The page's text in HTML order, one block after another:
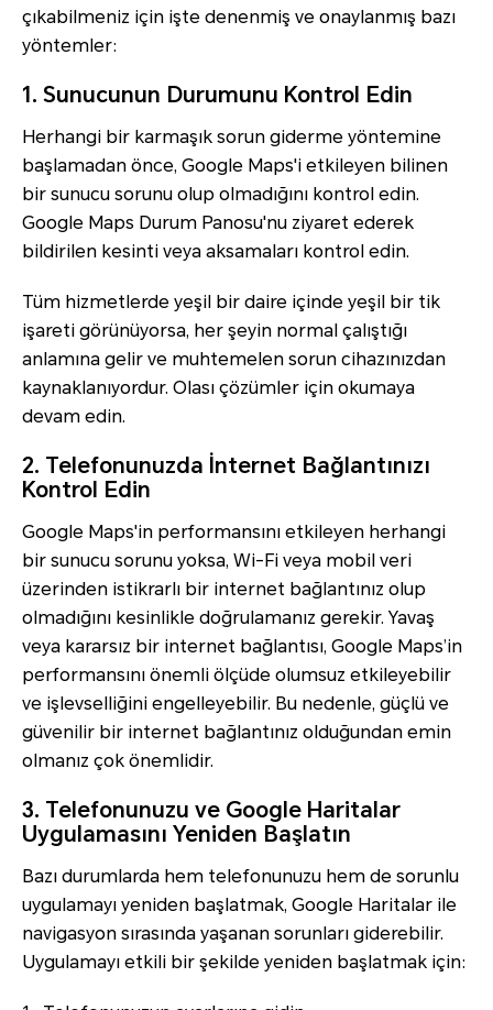
çıkabilmeniz için işte denenmiş ve onaylanmış bazı
yöntemler:
1. Sunucunun Durumunu Kontrol Edin
Herhangi bir karmaşık sorun giderme yöntemine
başlamadan önce, Google Maps'i etkileyen bilinen
bir sunucu sorunu olup olmadığını kontrol edin.
Google Maps Durum Panosu'nu ziyaret ederek
bildirilen kesinti veya aksamaları kontrol edin.
Tüm hizmetlerde yeşil bir daire içinde yeşil bir tik
işareti görünüyorsa, her şeyin normal çalıştığı
anlamına gelir ve muhtemelen sorun cihazınızdan
kaynaklanıyordur. Olası çözümler için okumaya
devam edin.
2. Telefonunuzda İnternet Bağlantınızı
Kontrol Edin
Google Maps'in performansını etkileyen herhangi
bir sunucu sorunu yoksa, Wi-Fi veya mobil veri
üzerinden istikrarlı bir internet bağlantınız olup
olmadığını kesinlikle doğrulamanız gerekir. Yavaş
veya kararsız bir internet bağlantısı, Google Maps’in
performansını önemli ölçüde olumsuz etkileyebilir
ve işlevselliğini engelleyebilir. Bu nedenle, güçlü ve
güvenilir bir internet bağlantınız olduğundan emin
olmanız çok önemlidir.
3. Telefonunuzu ve Google Haritalar
Uygulamasını Yeniden Başlatın
Bazı durumlarda hem telefonunuzu hem de sorunlu
uygulamayı yeniden başlatmak, Google Haritalar ile
navigasyon sırasında yaşanan sorunları giderebilir.
Uygulamayı etkili bir şekilde yeniden başlatmak için: